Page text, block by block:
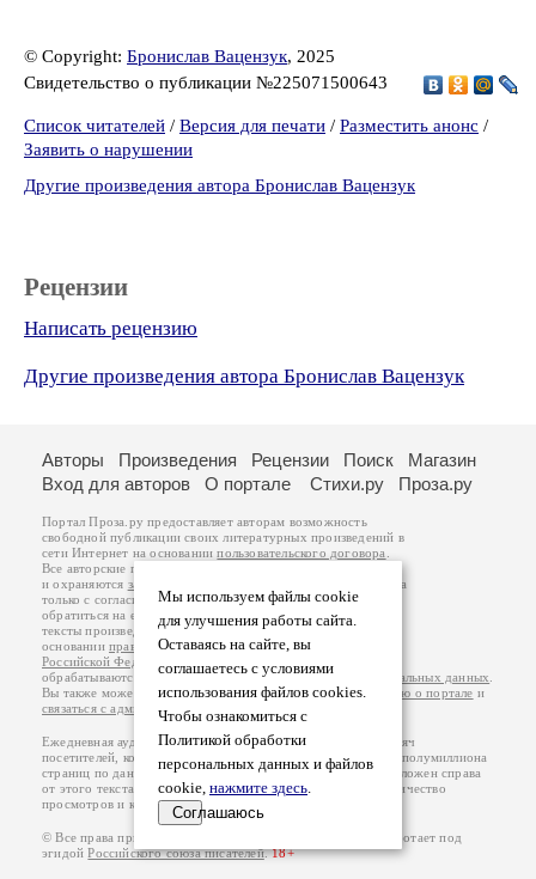
© Copyright: Бронислав Вацензук, 2025
Свидетельство о публикации №225071500643
Список читателей / Версия для печати / Разместить анонс /
Заявить о нарушении
Другие произведения автора Бронислав Вацензук
Рецензии
Написать рецензию
Другие произведения автора Бронислав Вацензук
Мы используем файлы cookie
для улучшения работы сайта.
Оставаясь на сайте, вы
соглашаетесь с условиями
использования файлов cookies.
Чтобы ознакомиться с
Политикой обработки
персональных данных и файлов
cookie, нажмите здесь.
Соглашаюсь
Авторы Произведения Рецензии Поиск
Магазин
Вход для авторов
О портале Стихи.ру Проза.ру
Портал Проза.ру предоставляет авторам возможность
свободной публикации своих литературных произведений в
сети Интернет на основаниипользовательского договора
Все авторские права на произведения принадлежат авторам
и охраняются законом
. Перепечатка произведений возможна
только с согласия его автора, к которому вы можете
обратиться на его авторской странице. Ответственность за
тексты произведений авторы несут самостоятельно на
основанииправил публикацииизаконодательства
Российской Федерации
обрабатываются на основанииПолитики обработки персональных данных
Вы также можете посмотреть более подробнуюинформацию о портале и
связаться с администрацией
Ежедневная аудитория портала Проза.ру – порядка 100 тысяч
посетителей, которые в общей сумме просматривают более полумиллиона
страниц по данным счетчика посещаемости, который расположен справа
от этого текста. В каждой графе указано по две цифры: количество
просмотров и количество посетителей.
© Все права принадлежат авторам, 2000-2026. Портал работает под
эгидойРоссийского союза писателей.18+